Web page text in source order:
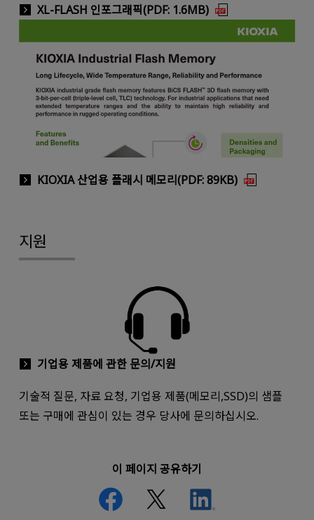
XL-FLASH 인포그래픽(PDF: 1.6MB)
KIOXIA 산업용 플래시 메모리(PDF: 89KB)
지원
기업용 제품에 관한 문의/지원
기술적 질문, 자료 요청, 기업용 제품(메모리,SSD)의 샘플
또는 구매에 관심이 있는 경우 당사에 문의하십시오.
이 페이지 공유하기